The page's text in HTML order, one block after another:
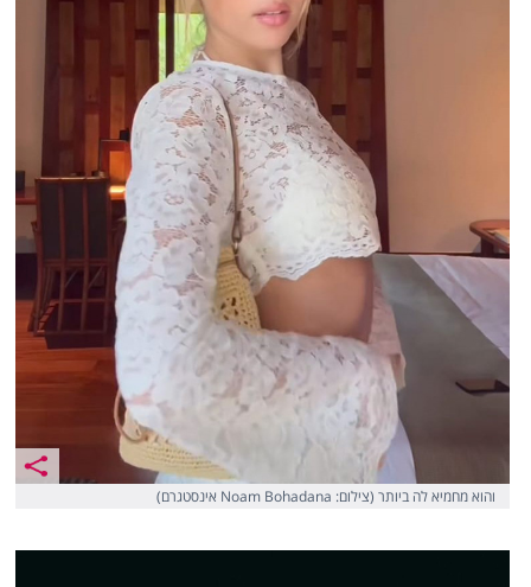
והוא מחמיא לה ביותר (צילום: Noam Bohadana אינסטגרם)